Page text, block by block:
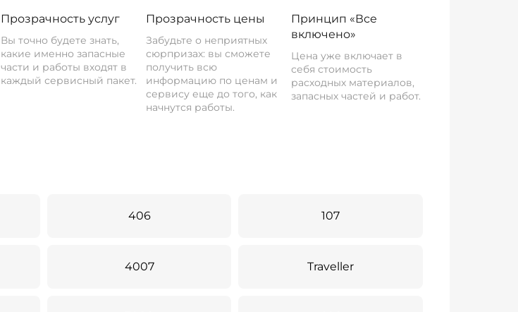
Прозрачность услуг
Вы точно будете знать,
какие именно запасные
части и работы входят в
каждый сервисный пакет.
Прозрачность цены
Забудьте о неприятных
сюрпризах: вы сможете
получить всю
информацию по ценам и
сервису еще до того, как
начнутся работы.
Принцип «Все
включено»
Цена уже включает в
себя стоимость
расходных материалов,
запасных частей и работ.
406 107
4007 Traveller